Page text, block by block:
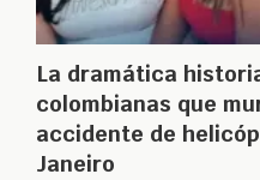
La dramática
colombianas que
accidente de
Janeiro